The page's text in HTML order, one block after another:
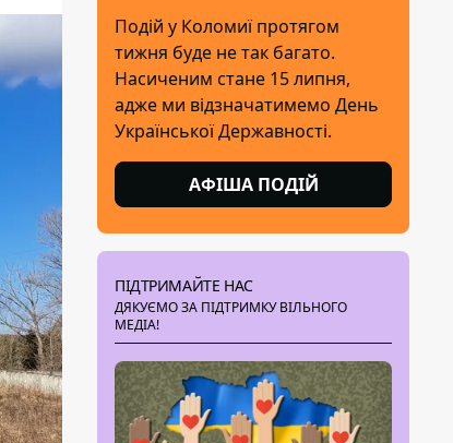
Подій у Коломиї протягом
тижня буде не так багато.
Насиченим стане 15 липня,
адже ми відзначатимемо День
Української Державності.
АФІША ПОДІЙ
ПІДТРИМАЙТЕ НАС
ДЯКУЄМО ЗА ПІДТРИМКУ ВІЛЬНОГО
МЕДІА!